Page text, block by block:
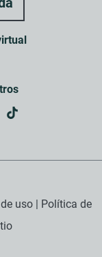
uso | Política de